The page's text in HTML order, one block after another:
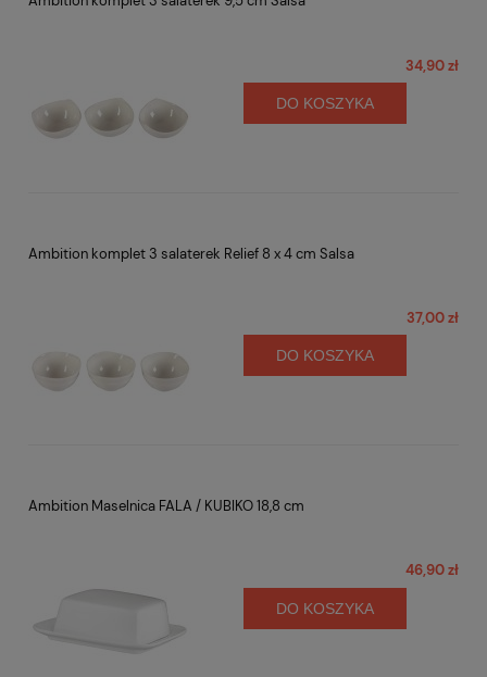
34,90 zł
DO KOSZYKA
Ambition komplet 3 salaterek Relief 8 x 4 cm Salsa
37,00 zł
DO KOSZYKA
Ambition Maselnica FALA / KUBIKO 18,8 cm
46,90 zł
DO KOSZYKA